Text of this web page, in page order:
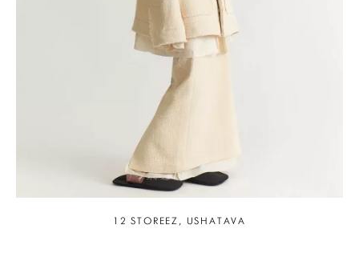
12 STOREEZ, USHATAVA